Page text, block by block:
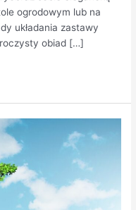
ogrodowym lub na
układania zastawy
obiad […]